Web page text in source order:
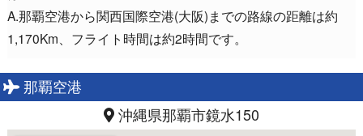
A.那覇空港から関西国際空港(大阪)までの路線の距離は約
1,170Km、フライト時間は約2時間です。
那覇空港
沖縄県那覇市鏡水150